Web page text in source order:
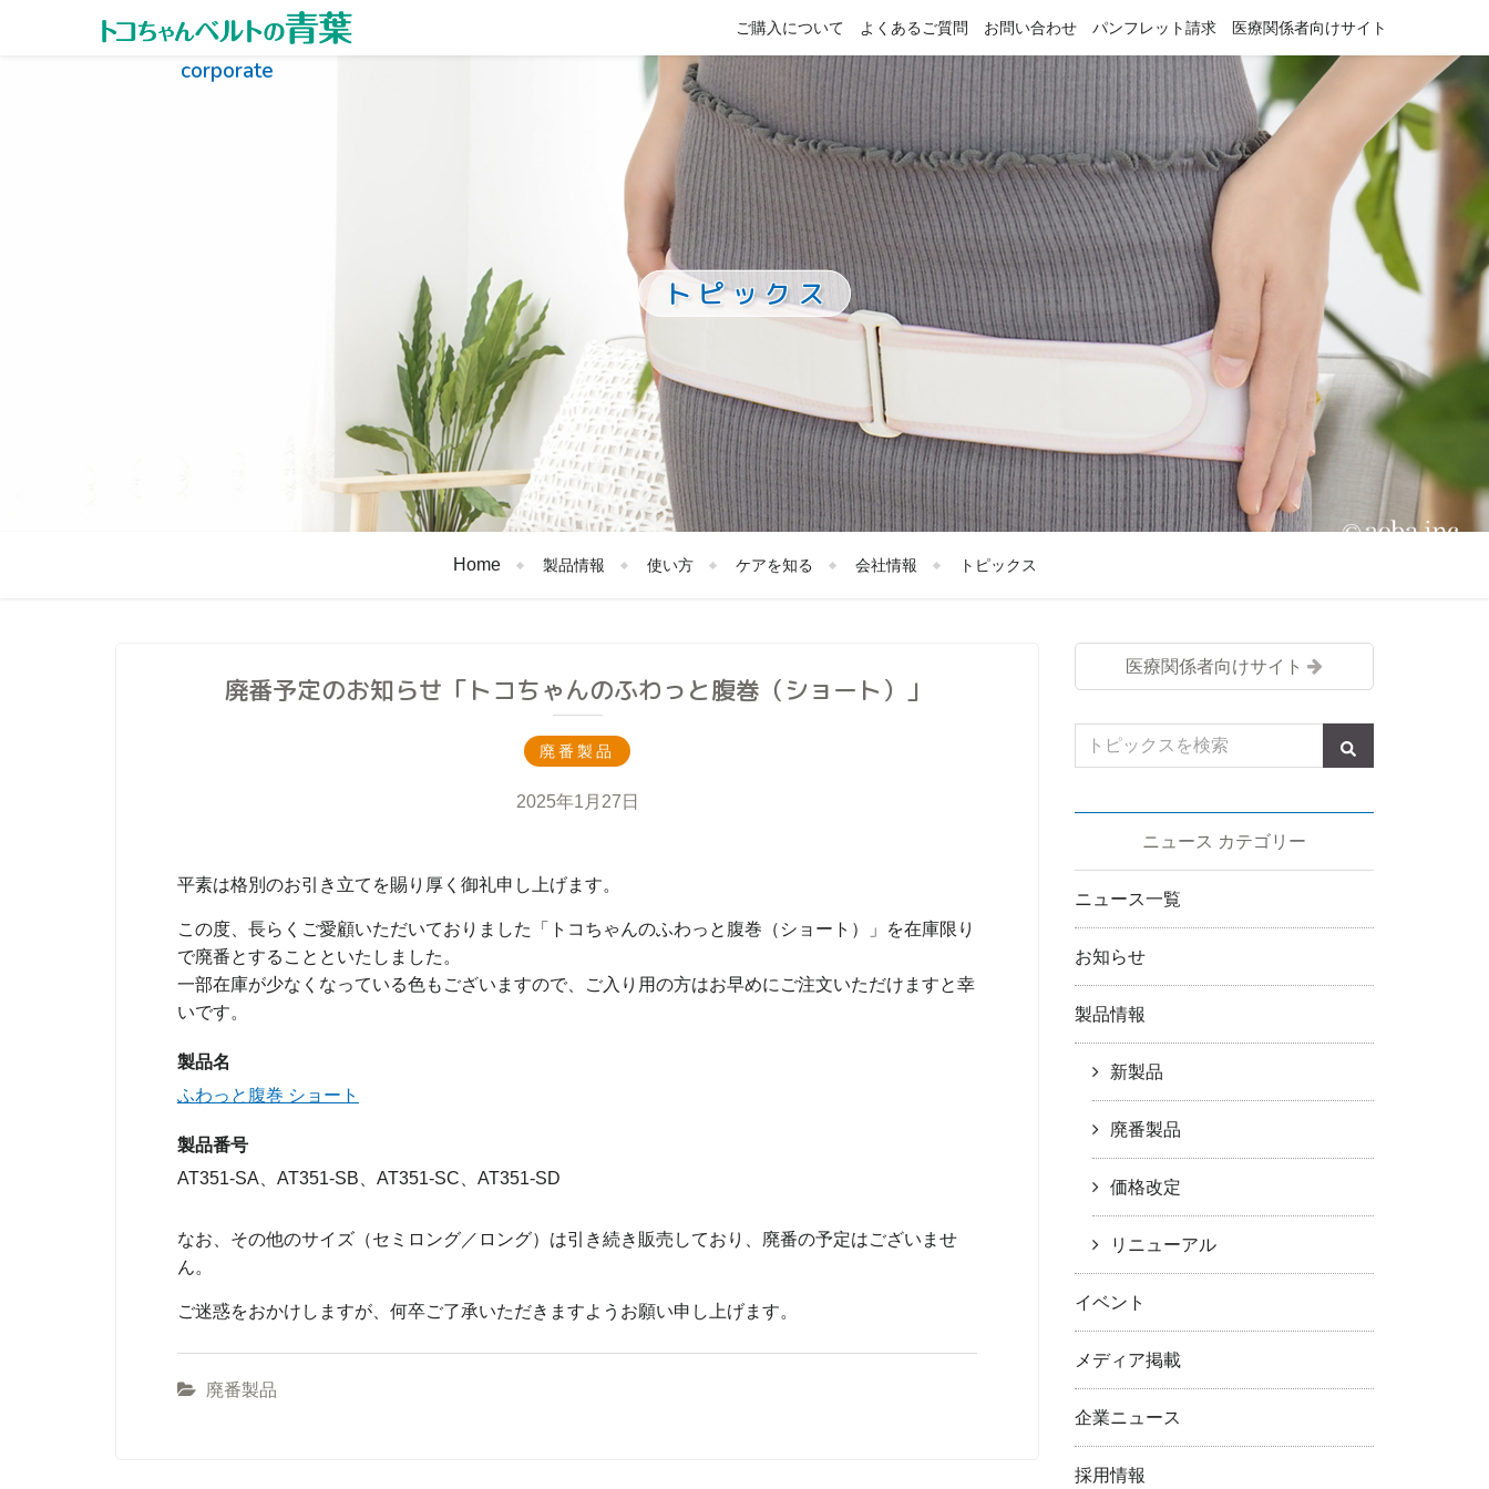
ご購入について よくあるご質問 お問い合わせ パンフレット請求 医療関係者向けサイト
corporate
トピックス
Home 製品情報 使い方 ケアを知る 会社情報 トピックス
廃番予定のお知らせ「トコちゃんのふわっと腹巻（ショート）」
廃番製品
2025年1月27日
平素は格別のお引き立てを賜り厚く御礼申し上げます。
この度、長らくご愛顧いただいておりました「トコちゃんのふわっと腹巻（ショート）」を在庫限り
で廃番とすることといたしました。
一部在庫が少なくなっている色もございますので、ご入り用の方はお早めにご注文いただけますと幸
いです。
製品名
ふわっと腹巻 ショート
製品番号
AT351-SA、AT351-SB、AT351-SC、AT351-SD
なお、その他のサイズ（セミロング／ロング）は引き続き販売しており、廃番の予定はございませ
ん。
ご迷惑をおかけしますが、何卒ご了承いただきますようお願い申し上げます。
廃番製品
医療関係者向けサイト
ニュース カテゴリー
ニュース一覧
お知らせ
製品情報
新製品
廃番製品
価格改定
リニューアル
イベント
メディア掲載
企業ニュース
採用情報